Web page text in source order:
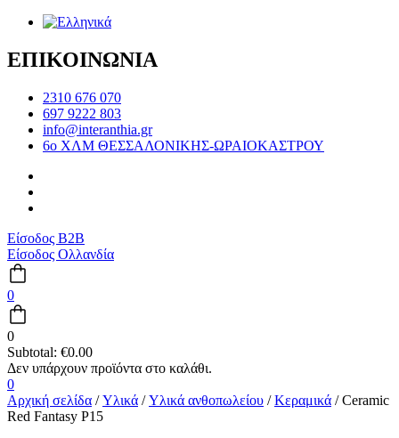
ΕΠΙΚΟΙΝΩΝΙΑ
2310 676 070
697 9222 803
info@interanthia.gr
6ο ΧΛΜ ΘΕΣΣΑΛΟΝΙΚΗΣ-ΩΡΑΙΟΚΑΣΤΡΟΥ
Είσοδος B2B
Είσοδος Ολλανδία
0
0
Subtotal: €0.00
0
Αρχική σελίδα /Υλικά /Υλικά ανθοπωλείου /Κεραμικά / Ceramic
Red Fantasy P15